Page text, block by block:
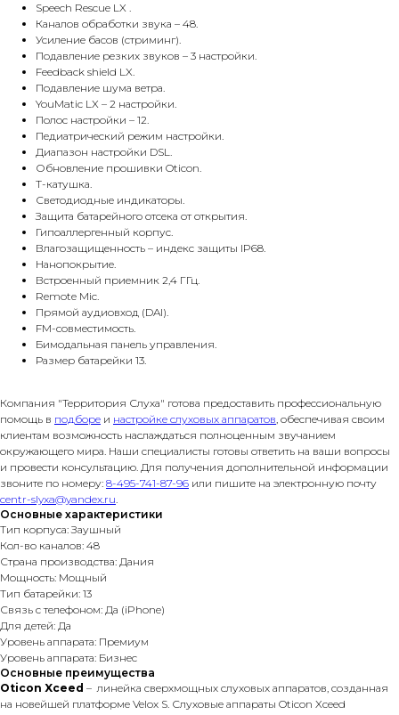
Speech Rescue LX .
Каналов обработки звука – 48.
Усиление басов (стриминг).
Подавление резких звуков – 3 настройки.
Feedback shield LX.
Подавление шума ветра.
YouMatic LX – 2 настройки.
Полос настройки – 12.
Педиатрический режим настройки.
Диапазон настройки DSL.
Обновление прошивки Oticon.
Т-катушка.
Светодиодные индикаторы.
Защита батарейного отсека от открытия.
Гипоаллергенный корпус.
Влагозащищенность – индекс защиты IP68.
Нанопокрытие.
Встроенный приемник 2,4 ГГц.
Remote Mic.
Прямой аудиовход (DAI).
FM-совместимость.
Бимодальная панель управления.
Размер батарейки 13.
Компания "Территория Слуха" готова предоставить профессиональную
помощь в подборе и настройке слуховых аппаратов, обеспечивая своим
клиентам возможность наслаждаться полноценным звучанием
окружающего мира. Наши специалисты готовы ответить на ваши вопросы
и провести консультацию. Для получения дополнительной информации
звоните по номеру: 8-495-741-87-96 или пишите на электронную почту
centr-slyxa@yandex.ru.
Основные характеристики
Тип корпуса: Заушный
Кол-во каналов: 48
Страна производства: Дания
Мощность: Мощный
Тип батарейки: 13
Связь с телефоном: Да (iPhone)
Для детей: Да
Уровень аппарата: Премиум
Уровень аппарата: Бизнес
Основные преимущества
Oticon Xceed – линейка сверхмощных слуховых аппаратов, созданная
на новейшей платформе Velox S. Слуховые аппараты Oticon Xceed